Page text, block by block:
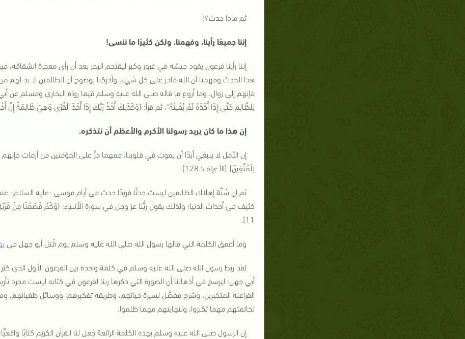
ثم ماذا حدث؟!
إننا جميعًا رأينا، وفهمنا، ولكن كثيرًا ما ننسى!
إننا رأينا فرعون يقود جيشه في غرور وكبر ليقتحم البحر بعد أن رأى معجزة
هذا الحدث وفهمنا أن الله قادر على كل شيء، وأدركنا بوضوح أن الظالمين لا بد
فإنهم إلى زوال. وما أروع ما قاله صلى الله عليه وسلم فيما رواه البخاري ومسلم
لِلظَّالِمِ حَتَّى إِذَا أَخَذَهُ لَمْ يُفْلِتْهُ"، ثم قرأ: {وَكَذَلِكَ أَخْذُ رَبِّكَ إِذَا أَخَذَ الْقُرَى وَهِيَ ظَالِمَةٌ إِنَّ
إن هذا ما كان يريد رسولنا الأكرم والأعظم أن نتذكره.
إن الأمل لا ينبغي أبدًا أن يموت في قلوبنا، فمهما مرَّ على المؤمنين من أزمات
لِلْمُتَّقِينَ} [الأعراف: 128] .
ثم إن سُنَّة إهلاك الظالمين ليست حدثًا فريدًا حدث في أيام موسى -عليه السلام-
كثيف في أحداث الدنيا؛ ولذلك يقول ربُّنا عز وجل في سورة الأنبياء: {وَكَمْ قَصَمْنَا مِنْ
11]
.
وما أعمق الكلمة التي قالها رسول الله صلى الله عليه وسلم يوم قُتل أبو جهل في
لقد ربط رسول الله صلى الله عليه وسلم في كلمة واحدة بين الفرعون الأول الذي
أبي جهل؛ ليرسخ في أذهاننا أن الصورة التي ذكرها ربنا لفرعون في كتابه ليست مجرد
الفراعنة المتكبرين، وشرح مفصَّل لسيرة حياتهم، وطريقة تفكيرهم، ووسائل
لخاتمتهم مهما تكبروا، ولنهايتهم مهما ظلموا.
إن الرسول صلى الله عليه وسلم بهذه الكلمة الرائعة جعل لنا القرآن الكريم كتابًا